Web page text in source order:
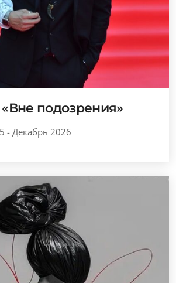
подозрения»
- Декабрь 2026